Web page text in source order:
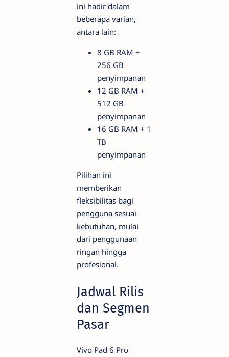
ini hadir dalam
beberapa varian,
antara lain:
8 GB RAM +
256 GB
penyimpanan
12 GB RAM +
512 GB
penyimpanan
16 GB RAM + 1
TB
penyimpanan
Pilihan ini
memberikan
fleksibilitas bagi
pengguna sesuai
kebutuhan, mulai
dari penggunaan
ringan hingga
profesional.
Jadwal Rilis
dan Segmen
Pasar
Vivo Pad 6 Pro